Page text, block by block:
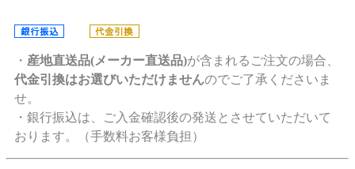
・ 産地直送品(メーカー直送品)が含まれるご注文の場合、
代金引換はお選びいただけませんのでご了承くださいま
せ。
・銀行振込は、ご入金確認後の発送とさせていただいて
おります。（手数料お客様負担）